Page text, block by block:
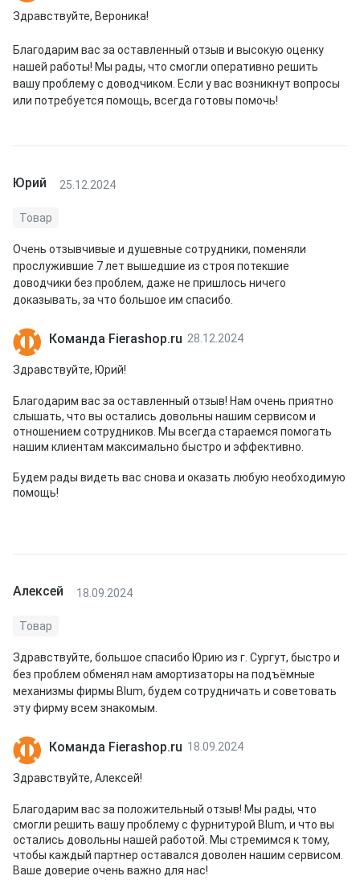
Здравствуйте, Вероника!
Благодарим вас за оставленный отзыв и высокую оценку
нашей работы! Мы рады, что смогли оперативно решить
вашу проблему с доводчиком. Если у вас возникнут вопросы
или потребуется помощь, всегда готовы помочь!
Юрий 25.12.2024
Товар
Очень отзывчивые и душевные сотрудники, поменяли
прослужившие 7 лет вышедшие из строя потекшие
доводчики без проблем, даже не пришлось ничего
доказывать, за что большое им спасибо.
Команда Fierashop.ru 28.12.2024
Здравствуйте, Юрий!
Благодарим вас за оставленный отзыв! Нам очень приятно
слышать, что вы остались довольны нашим сервисом и
отношением сотрудников. Мы всегда стараемся помогать
нашим клиентам максимально быстро и эффективно.
Будем рады видеть вас снова и оказать любую необходимую
помощь!
Алексей 18.09.2024
Товар
Здравствуйте, большое спасибо Юрию из г. Сургут, быстро и
без проблем обменял нам амортизаторы на подъёмные
механизмы фирмы Blum, будем сотрудничать и советовать
эту фирму всем знакомым.
Команда Fierashop.ru 18.09.2024
Здравствуйте, Алексей!
Благодарим вас за положительный отзыв! Мы рады, что
смогли решить вашу проблему с фурнитурой Blum, и что вы
остались довольны нашей работой. Мы стремимся к тому,
чтобы каждый партнер оставался доволен нашим сервисом.
Ваше доверие очень важно для нас!